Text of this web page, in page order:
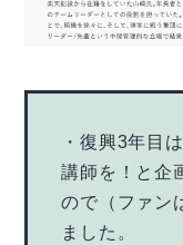
・復興3年目
講師を！と企
ので（ファン
ました。